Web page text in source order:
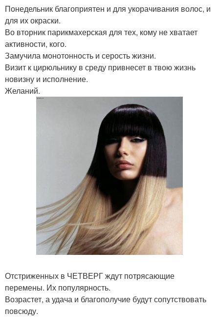
Понедельник благоприятен и для укорачивания волос, и
для их окраски.
Во вторник парикмахерская для тех, кому не хватает
активности, кого.
Замучила монотонность и серость жизни.
Визит к цирюльнику в среду привнесет в твою жизнь
новизну и исполнение.
Желаний.
Отстриженных в ЧЕТВЕРГ ждут потрясающие
перемены. Их популярность.
Возрастет, а удача и благополучие будут сопутствовать
повсюду.